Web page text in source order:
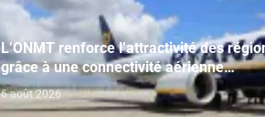
L’ONMT renforce l’attractivité des
grâce à une connectivité aérienne
historique de Ryanair
6 août 2026